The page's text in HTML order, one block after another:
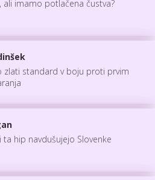
ali imamo potlačena čustva?
zlati standard v boju proti prvim
ta hip navdušujejo Slovenke